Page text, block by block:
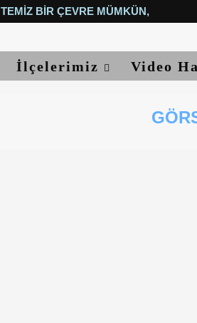
TEMIZ BIR ÇEVRE MÜMKÜN, YETER...
İlçelerimiz Video